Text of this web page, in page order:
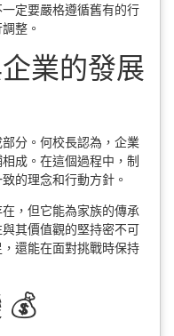
定要嚴格遵循舊有的行
整。
業的發展
分。何校長認為，企業
成。在這個過程中，制
的理念和行動方針。
，但它能為家族的傳承
其價值觀的堅持密不可
還能在面對挑戰時保持
💰